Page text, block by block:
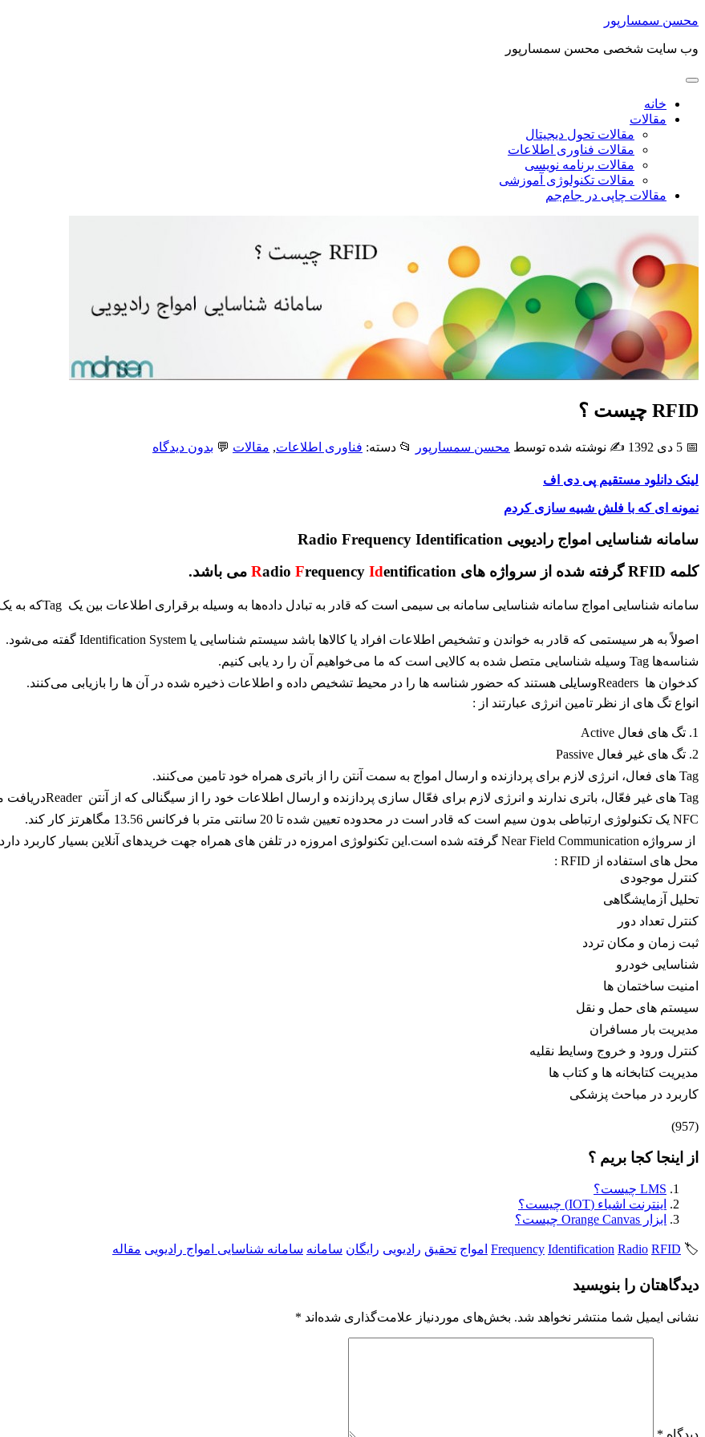
محسن سمسارپور
وب سایت شخصی محسن سمسارپور
خانه
مقالات
مقالات تحول دیجیتال
مقالات فناوری اطلاعات
مقالات برنامه نویسی
مقالات تکنولوژی آموزشی
مقالات چاپی در جام‌جم
RFID چیست ؟
📅 5 دی 1392 ✍️ نوشته شده توسط محسن سمسارپور 📂 دسته: فناوری اطلاعات, مقالات 💬 بدون دیدگاه
لینک دانلود مستقیم پی دی اف
نمونه ای که با فلش شبیه سازی کردم
سامانه شناسایی امواج رادیویی Radio Frequency Identification
کلمه RFID گرفته شده از سرواژه های
Radio Frequency Identification می باشد.
سامانه شناسایی امواج سامانه شناسایی سامانه بی‌ سیمی است که قادر به تبادل داده‌ها به ‌وسیله برقراری اطلاعات بین یک Tagکه به یک کالا، کارت و… متّصل شده‌ و یک بارکد خوان Reader است.
اصولاً به هر سیستمی که قادر به خواندن و تشخیص اطلاعات افراد یا کالاها باشد سیستم شناسایی یا Identification System گفته می‌شود.
شناسه‌ها Tag وسیله شناسایی متصل شده به کالایی است که ما می‌خواهیم آن را رد یابی کنیم.
کدخوان ها Readersوسایلی هستند که حضور شناسه‌ ها را در محیط تشخیص داده و اطلاعات ذخیره شده در آن ها را بازیابی می‌کنند.
انواع تگ های از نظر تامین انرژی عبارتند از :
1. تگ های فعال Active
2. تگ های غیر فعال Passive
Tag های فعال، انرژی لازم برای پردازنده و ارسال امواج به سمت آنتن را از باتری همراه خود تامین می‌کنند.
Tag های غیر فعّال، باتری ندارند و انرژی لازم برای فعّال سازی پردازنده و ارسال اطلاعات خود را از سیگنالی که از آنتن Readerدریافت می کنند، تأمین می‌کنند.
NFC یک تکنولوژی ارتباطی بدون سیم است که قادر است در محدوده تعیین شده تا 20 سانتی متر با فرکانس 13.56 مگاهرتز کار کند.
 از سرواژه Near Field Communication گرفته شده است.این تکنولوژی امروزه در تلفن های همراه جهت خریدهای آنلاین بسیار کاربرد دارد.
محل های استفاده از RFID :
کنترل موجودی
تحلیل آزمایشگاهی
کنترل تعداد دور
ثبت زمان و مکان تردد
شناسایی خودرو
امنیت ساختمان ها
سیستم های حمل و نقل
مدیریت بار مسافران
کنترل ورود و خروج وسایط نقلیه
مدیریت کتابخانه ها و کتاب ها
کاربرد در مباحث پزشکی
(957)
از اینجا کجا بریم ؟
LMS چیست؟
اینترنت اشیاء (IOT) چیست؟
ابزار Orange Canvas چیست؟
🏷️
Frequency Identification Radio RFID امواج تحقیق رادیویی رایگان سامانه سامانه شناسایی امواج رادیویی مقاله
دیدگاهتان را بنویسید
نشانی ایمیل شما منتشر نخواهد شد. بخش‌های موردنیاز علامت‌گذاری شده‌اند *
دیدگاه *